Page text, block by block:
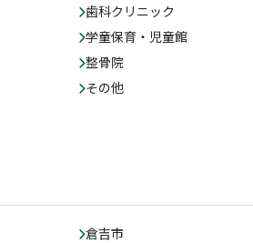
歯科クリニック
学童保育・児童館
整骨院
その他
倉吉市